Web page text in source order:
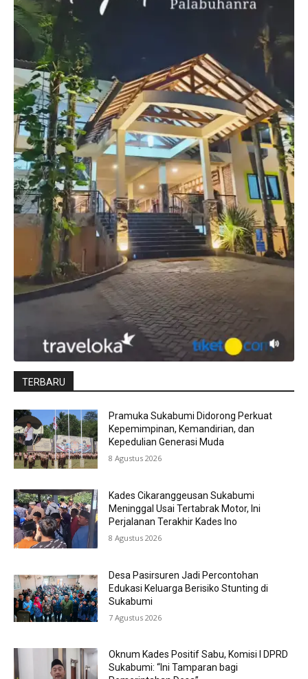
TERBARU
Pramuka Sukabumi Didorong Perkuat
Kepemimpinan, Kemandirian, dan
Kepedulian Generasi Muda
8 Agustus 2026
Kades Cikaranggeusan Sukabumi
Meninggal Usai Tertabrak Motor, Ini
Perjalanan Terakhir Kades Ino
8 Agustus 2026
Desa Pasirsuren Jadi Percontohan
Edukasi Keluarga Berisiko Stunting di
Sukabumi
7 Agustus 2026
Oknum Kades Positif Sabu, Komisi I DPRD
Sukabumi: “Ini Tamparan bagi